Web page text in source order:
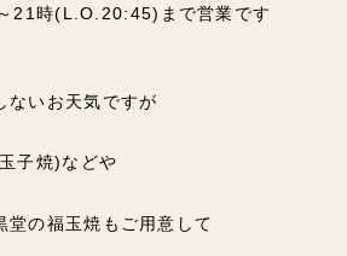
21時(L.O.20:45)まで営業です
ないお天気ですが
子焼)などや
堂の福玉焼もご用意して